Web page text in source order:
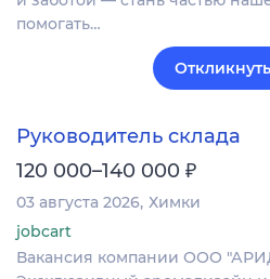
помогать…
Руководитель склада
120 000–140 000 ₽
03 августа 2026 Химки
jobcart
Вакансия компании ООО